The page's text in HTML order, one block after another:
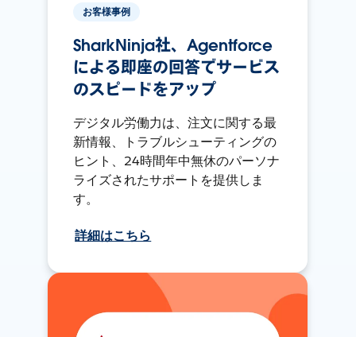
お客様事例
SharkNinja社、Agentforce
による即座の回答でサービス
のスピードをアップ
デジタル労働力は、注文に関する最
新情報、トラブルシューティングの
ヒント、24時間年中無休のパーソナ
ライズされたサポートを提供しま
す。
詳細はこちら